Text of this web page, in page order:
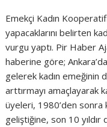
Emekçi Kadın
yapacaklarını belirten
vurgu yaptı. Pir Haber
haberine göre;
gelerek kadın emeğinin
arttırmayı amaçlayarak
üyeleri, 1980’den sonra
geliştiğine, son 10